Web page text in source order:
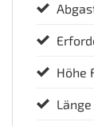
Höhe